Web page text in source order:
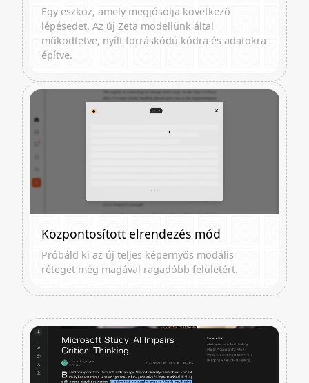
Egy eszköz, amely megjósolja következő
lépésedet. Az új Zeta modellünk által
működtetve, nyílt forráskódú kódra és adatokra
építve.
Központosított elrendezés mód
Próbáld ki az új teljes képernyős modális
réteget még magával ragadóbb felületért.